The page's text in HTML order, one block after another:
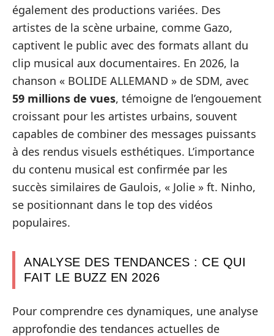
également des productions variées. Des
artistes de la scène urbaine, comme Gazo,
captivent le public avec des formats allant du
clip musical aux documentaires. En 2026, la
chanson « BOLIDE ALLEMAND » de SDM, avec
59 millions de vues, témoigne de l’engouement
croissant pour les artistes urbains, souvent
capables de combiner des messages puissants
à des rendus visuels esthétiques. L’importance
du contenu musical est confirmée par les
succès similaires de Gaulois, « Jolie » ft. Ninho,
se positionnant dans le top des vidéos
populaires.
ANALYSE DES TENDANCES : CE QUI
FAIT LE BUZZ EN 2026
Pour comprendre ces dynamiques, une analyse
approfondie des tendances actuelles de